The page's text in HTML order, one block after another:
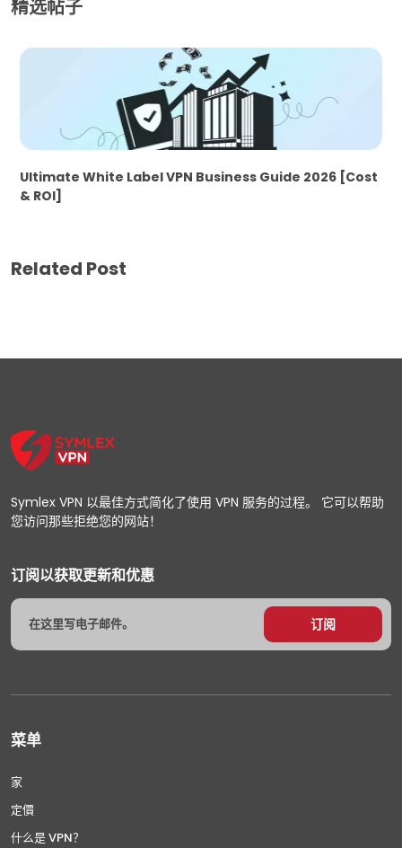
精选帖子
Ultimate White Label VPN Business Guide 2026 [Cost
& ROI]
Related Post
Symlex VPN 以最佳方式简化了使用 VPN 服务的过程。 它可以帮助
您访问那些拒绝您的网站！
订阅以获取更新和优惠
菜单
家
定價
什么是 VPN？